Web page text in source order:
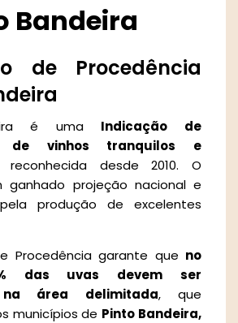
Bandeira
de Procedência
é uma Indicação de
de vinhos tranquilos e
reconhecida desde 2010. O
ganhado projeção nacional e
produção de excelentes
Procedência garante que no
das uvas devem ser
na área delimitada, que
municípios de Pinto Bandeira,